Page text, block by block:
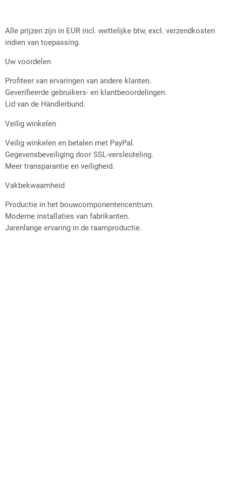
Alle prijzen zijn in EUR incl. wettelijke btw, excl. verzendkosten
indien van toepassing.
Uw voordelen
Profiteer van ervaringen van andere klanten.
Geverifieerde gebruikers- en klantbeoordelingen.
Lid van de Händlerbund.
Veilig winkelen
Veilig winkelen en betalen met PayPal.
Gegevensbeveiliging door SSL-versleuteling.
Meer transparantie en veiligheid.
Vakbekwaamheid
Productie in het bouwcomponentencentrum.
Moderne installaties van fabrikanten.
Jarenlange ervaring in de raamproductie.